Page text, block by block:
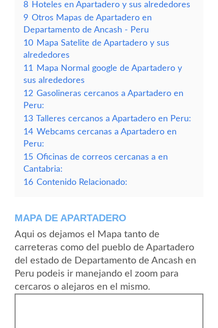
8 Hoteles en Apartadero y sus alrededores
9 Otros Mapas de Apartadero en
Departamento de Ancash - Peru
10 Mapa Satelite de Apartadero y sus
alrededores
11
Mapa Normal google de Apartadero y
sus alrededores
12 Gasolineras cercanos a Apartadero en
Peru:
13 Talleres cercanos a Apartadero en Peru:
14 Webcams cercanas a Apartadero en
Peru:
15 Oficinas de correos cercanas a en
Cantabria:
16 Contenido Relacionado:
MAPA DE APARTADERO
Aqui os dejamos el Mapa tanto de
carreteras como del pueblo de Apartadero
del estado de Departamento de Ancash en
Peru podeis ir manejando el zoom para
cercaros o alejaros en el mismo.